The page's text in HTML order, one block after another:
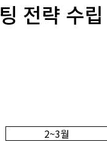
팅 전략 수
2~3월